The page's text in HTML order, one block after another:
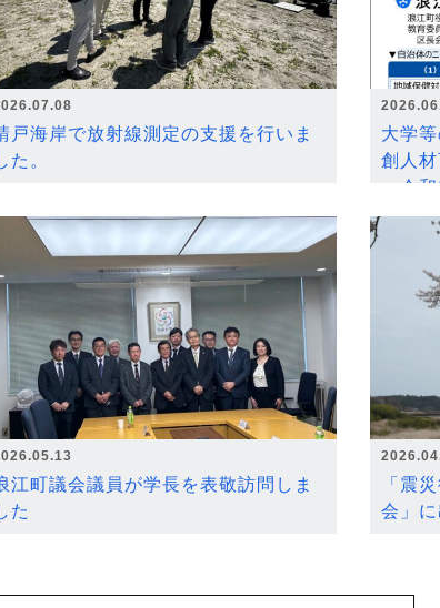
戸海岸で放射線測定の支援を行いま
た。
大学
創人
～令
江町議会議員が学長を表敬訪問しま
た
「震
会」